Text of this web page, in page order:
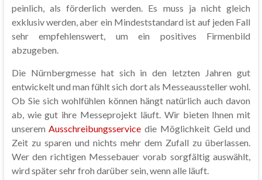
peinlich, als förderlich werden. Es muss ja nicht gleich
exklusiv werden, aber ein Mindeststandard ist auf jeden Fall
sehr empfehlenswert, um ein positives Firmenbild
abzugeben.
Die Nürnbergmesse hat sich in den letzten Jahren gut
entwickelt und man fühlt sich dort als Messeaussteller wohl.
Ob Sie sich wohlfühlen können hängt natürlich auch davon
ab, wie gut ihre Messeprojekt läuft. Wir bieten Ihnen mit
unseremAusschreibungsservice die Möglichkeit Geld und
Zeit zu sparen und nichts mehr dem Zufall zu überlassen.
Wer den richtigen Messebauer vorab sorgfältig auswählt,
wird später sehr froh darüber sein, wenn alle läuft.